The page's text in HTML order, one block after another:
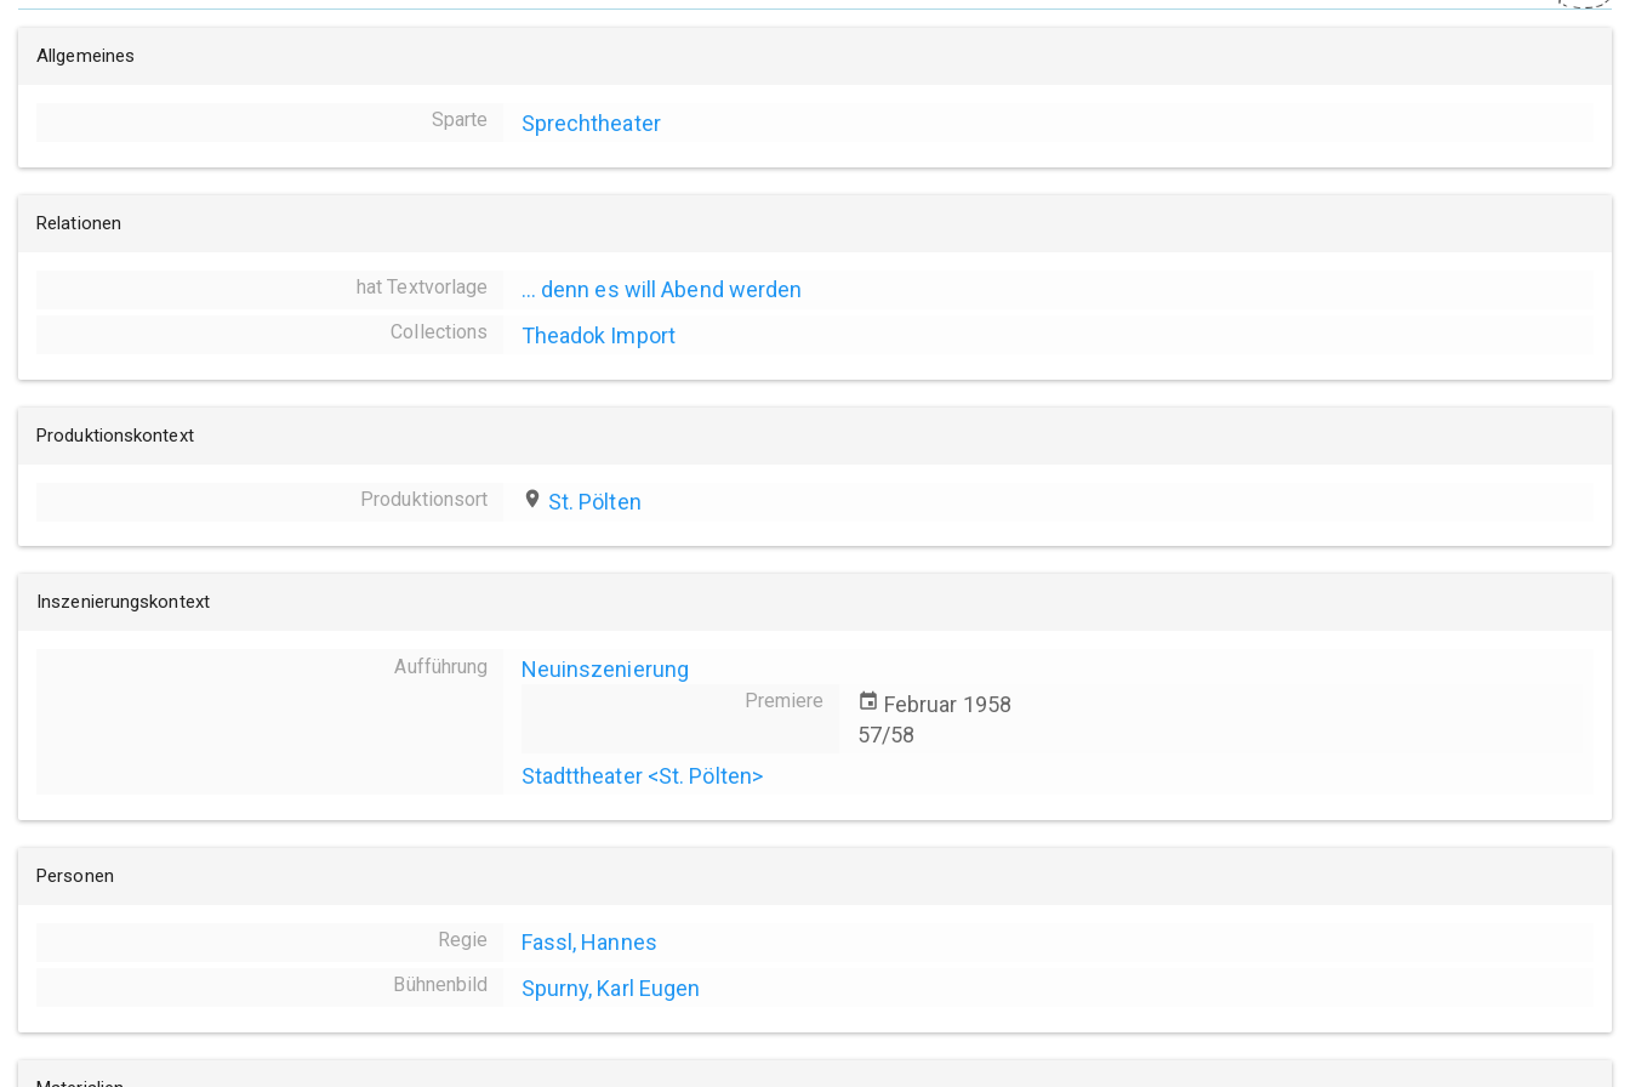
Allgemeines
Sparte Sprechtheater
Relationen
hat Textvorlage ... denn es will Abend werden
Collections Theadok Import
Produktionskontext
Produktionsort place St. Pölten
Inszenierungskontext
Aufführung Neuinszenierung
Premiere event Februar 1958
57/58
Stadttheater <St. Pölten>
Personen
Regie Fassl, Hannes
Bühnenbild Spurny, Karl Eugen